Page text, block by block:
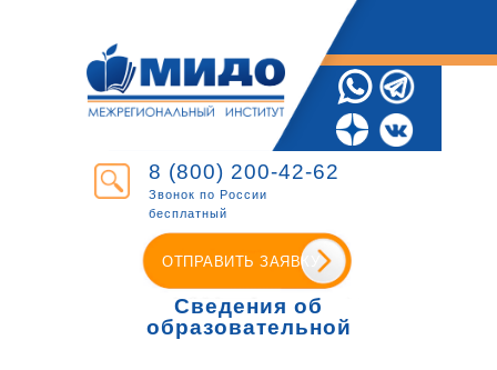
8 (800) 200-42-62
Звонок по России
бесплатный
ОТПРАВИТЬ ЗАЯВКУ
Сведения об
образовательной